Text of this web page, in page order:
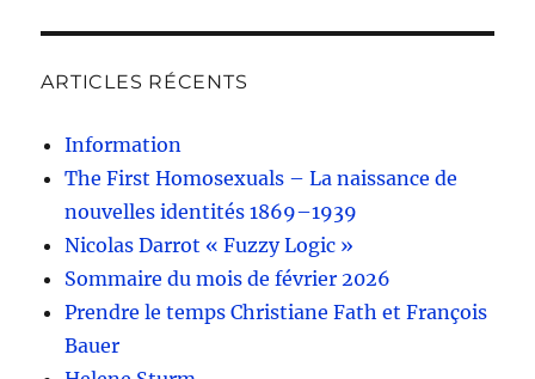
ARTICLES RÉCENTS
Information
The First Homosexuals – La naissance de
nouvelles identités 1869–1939
Nicolas Darrot « Fuzzy Logic »
Sommaire du mois de février 2026
Prendre le temps Christiane Fath et François
Bauer